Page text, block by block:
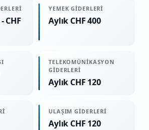
CHF
YEMEK GIDERLERI
Aylık CHF 400
TELEKOMÜNIKASYON
GIDERLERI
Aylık CHF 120
ULAŞIM GIDERLERI
Aylık CHF 120